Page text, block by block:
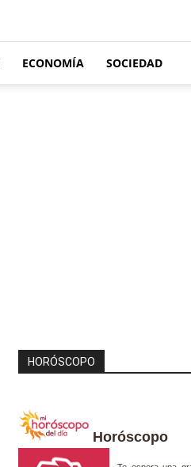
ECONOMÍA SOCIEDAD
HORÓSCOPO
Horóscopo